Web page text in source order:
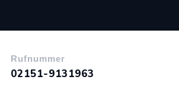
Rufnummer
02151-9131963